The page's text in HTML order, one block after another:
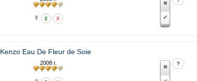
♀ 2 X
Kenzo Eau De Fleur de Soie
2008 г. ?